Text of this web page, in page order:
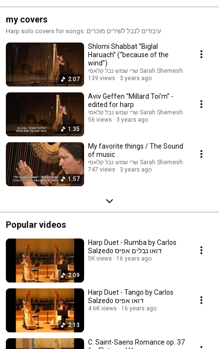
my covers
Harp solo covers for songs. עיבודים לנבל לשירים מוכרים
2:07
Shlomi Shabbat “Biglal
Haruach” (“because of the
wind”)
שרי שמש נבל קלאסי Sarah Shemesh
139 views
3 years ago
1:35
Aviv Geffen “Millard Toi’m” -
edited for harp
שרי שמש נבל קלאסי Sarah Shemesh
56 views
3 years ago
1:57
My favorite things / The Sound
of music
שרי שמש נבל קלאסי Sarah Shemesh
747 views
3 years ago
Popular videos
2:09
Harp Duet - Rumba by Carlos
Salzedo דואו נבלים אפיס
5K views 16 years ago
2:13
Harp Duet - Tango by Carlos
Salzedo דואו אפיס
4.6K views 16 years ago
C. Saint-Saens Romance op. 37